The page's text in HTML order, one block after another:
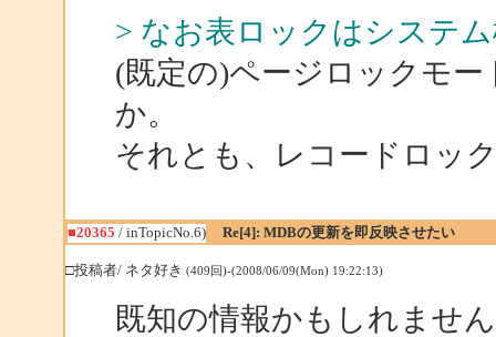
> なお表ロックはシステ
(既定の)ページロックモ
か。
それとも、レコードロッ
■20365 / inTopicNo.6) Re[4]: MDBの更新を即反映させたい
□投稿者/ ネタ好き (409回)-(2008/06/09(Mon) 19:22:13)
既知の情報かもしれませ